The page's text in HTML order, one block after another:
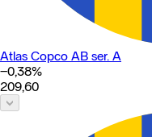
Atlas Copco AB ser. A
−0,38%
209,60